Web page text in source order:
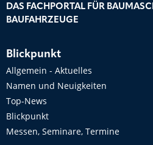
DAS FACHPORTAL FÜR
BAUFAHRZEUGE
Blickpunkt
Allgemein - Aktuelles
Namen und Neuigkeiten
Top-News
Blickpunkt
Messen, Seminare, Termine